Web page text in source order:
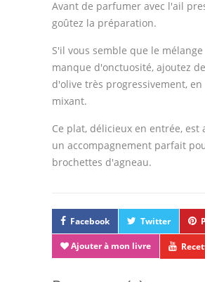
Avant de parfumer avec l'ail
goûtez la préparation.
S'il vous semble que le mélange
manque d'onctuosité, ajoutez
d'olive très progressivement, en
mixant.
Ce plat, délicieux en entrée, est
un accompagnement parfait
brochettes d'agneau.
Facebook Twitter
Ajouter à mon livre